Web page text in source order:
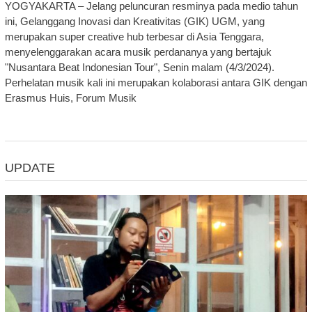
YOGYAKARTA – Jelang peluncuran resminya pada medio tahun
ini, Gelanggang Inovasi dan Kreativitas (GIK) UGM, yang
merupakan super creative hub terbesar di Asia Tenggara,
menyelenggarakan acara musik perdananya yang bertajuk
"Nusantara Beat Indonesian Tour", Senin malam (4/3/2024).
Perhelatan musik kali ini merupakan kolaborasi antara GIK dengan
Erasmus Huis, Forum Musik
UPDATE